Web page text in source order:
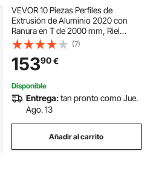
VEVOR 10 Piezas Perfiles de
Extrusión de Aluminio 2020 con
Ranura en T de 2000 mm, Riel
Lineal Anodizado de Alta
Resistencia para Impresora 3D,
Máquina CNC (DIY), Grabado
Láser, Color Negro
(7)
15390€
Disponible
Entrega:tan pronto como Jue.
Ago. 13
Añadir al carrito